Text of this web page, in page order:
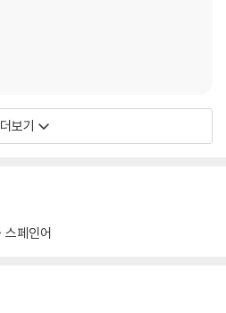
더보기
스페인어